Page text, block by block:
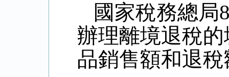
國家稅務總局
辦理離境退稅
品銷售額和退